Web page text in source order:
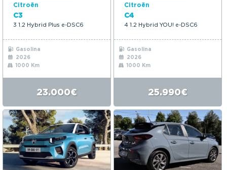
Citroën
C3
3 1.2 Hybrid Plus e-DSC6
Gasolina
2026
1000 Km
23.000€
Citroën
C4
4 1.2 Hybrid YOU! e-DSC6
Gasolina
2026
1000 Km
25.990€